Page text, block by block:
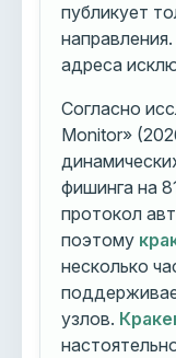
публикует
направления.
адреса
Согласно
Monitor»
фишинга на
протокол
поэтому
несколько
узлов.